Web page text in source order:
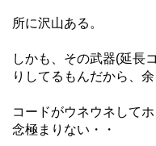
所に沢山ある。
しかも、その武器(延長
りしてるもんだから、
コードがウネウネして
念極まりない・・